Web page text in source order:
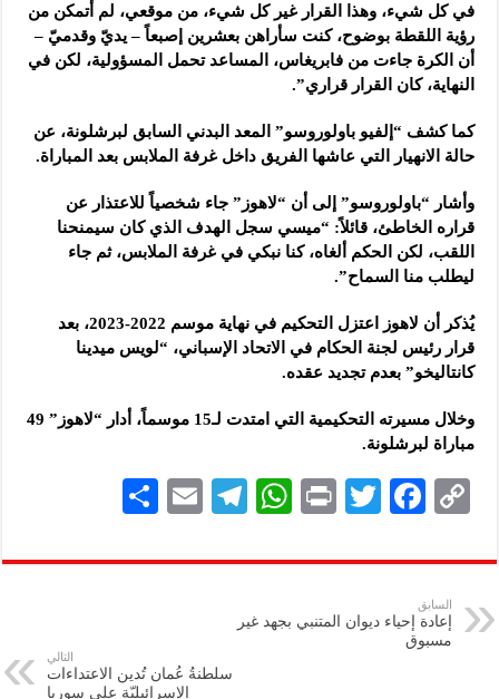
في كل شيء، وهذا القرار غير كل شيء، من موقعي، لم أتمكن من
رؤية اللقطة بوضوح، كنت سأراهن بعشرين إصبعاً – يديّ وقدميّ –
أن الكرة جاءت من فابريغاس، المساعد تحمل المسؤولية، لكن في
النهاية، كان القرار قراري”.
كما كشف “إلفيو باولوروسو” المعد البدني السابق لبرشلونة، عن
حالة الانهيار التي عاشها الفريق داخل غرفة الملابس بعد المباراة.
وأشار “باولوروسو” إلى أن “لاهوز” جاء شخصياً للاعتذار عن
قراره الخاطئ، قائلاً: “ميسي سجل الهدف الذي كان سيمنحنا
اللقب، لكن الحكم ألغاه، كنا نبكي في غرفة الملابس، ثم جاء
ليطلب منا السماح”.
يُذكر أن لاهوز اعتزل التحكيم في نهاية موسم 2022-2023، بعد
قرار رئيس لجنة الحكام في الاتحاد الإسباني، “لويس ميدينا
كانتاليخو” بعدم تجديد عقده.
وخلال مسيرته التحكيمية التي امتدت لـ15 موسماً، أدار “لاهوز” 49
مباراة لبرشلونة.
C
p
y
Li
F
eb
k
T
tt
P
nt
W
at
A
Te
gr
E
ai
ar
السابق
إعادة إحياء ديوان المتنبي بجهد غير
مسبوق
التالي
سلطنةُ عُمان تُدين الاعتداءات
الإسرائيليّة على سوريا